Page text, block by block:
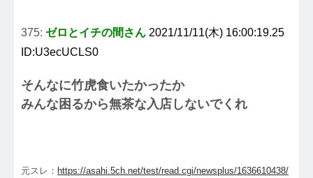
375: ゼロとイチの間さん 2021/11/11(木) 16:00:19.25
ID:U3ecUCLS0
そんなに竹虎食いたかったか
みんな困るから無茶な入店しないでくれ
元スレ： https://asahi.5ch.net/test/read.cgi/newsplus/1636610438/